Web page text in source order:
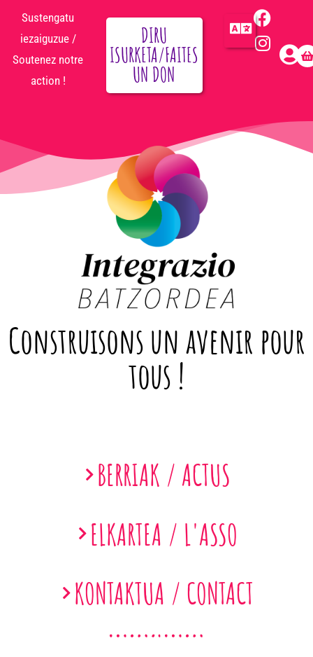
Sustengatu
iezaiguzue /
Soutenez notre
action !
DIRU
ISURKETA/FAITES
UN DON
Construisons un avenir pour
tous !
BERRIAK / ACTUS
ELKARTEA / L'ASSO
KONTAKTUA / CONTACT